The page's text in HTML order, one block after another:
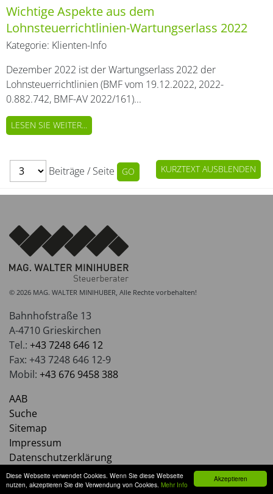
Akzeptieren
Diese Webseite verwendet Cookies. Wenn Sie diese Webseite
nutzen, akzeptieren Sie die Verwendung von Cookies. Mehr Info
Wichtige Aspekte aus dem
Lohnsteuerrichtlinien-Wartungserlass 2022
Kategorie: Klienten-Info
Dezember 2022 ist der Wartungserlass 2022 der
Lohnsteuerrichtlinien (BMF vom 19.12.2022, 2022-
0.882.742, BMF-AV 2022/161)...
LESEN SIE WEITER...
Beiträge / Seite KURZTEXT AUSBLENDEN
© 2026 MAG. WALTER MINIHUBER, Alle Rechte vorbehalten!
Bahnhofstraße 13
A-4710 Grieskirchen
Tel.: +43 7248 646 12
Fax: +43 7248 646 12-9
Mobil: +43 676 9458 388
AAB
Suche
Sitemap
Impressum
Datenschutzerklärung